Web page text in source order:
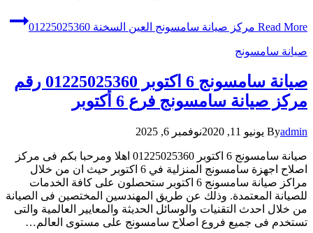
Read More مركز صيانة سامسونج العين السخنة 01225025360
صيانة سامسونج
صيانة سامسونج 6 اكتوبر 01225025360 رقم
مركز صيانة سامسونج فرع 6 أكتوبر
Byadmin يونيو 11, 2020 نوفمبر 6, 2025
صيانة سامسونج 6 اكتوبر 01225025360 اهلا ومرحبا بكم فى مركز
اصلاح اجهزة سامسونج المنزلية في 6 اكتوبر حيث ان من خلال
مراكز صيانة سامسونج 6 اكتوبر ستحصلون على كافة الخدمات
للصيانة المعتمدة. وذلك عن طريق المهندسين المختصين فى الصيانة
من خلال احدث التقنيات والوسائل الحديثة والمعايير العالمية والتى
تستخدم فى جميع فروع اصلاح سامسونج على مستوى العالم…